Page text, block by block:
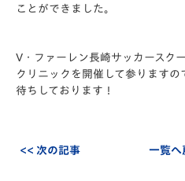
ことができました。
V・ファーレン長崎サッカースク
クリニックを開催して参ります
待ちしております！
<< 次の記事 一覧へ